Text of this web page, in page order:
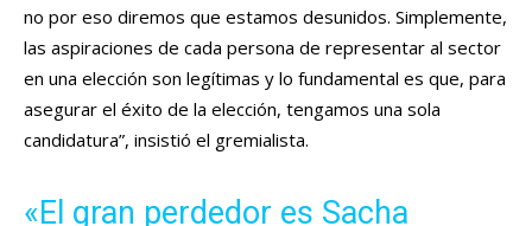
no por eso diremos que estamos desunidos. Simplemente,
las aspiraciones de cada persona de representar al sector
en una elección son legítimas y lo fundamental es que, para
asegurar el éxito de la elección, tengamos una sola
candidatura”, insistió el gremialista.
«El gran perdedor es Sacha